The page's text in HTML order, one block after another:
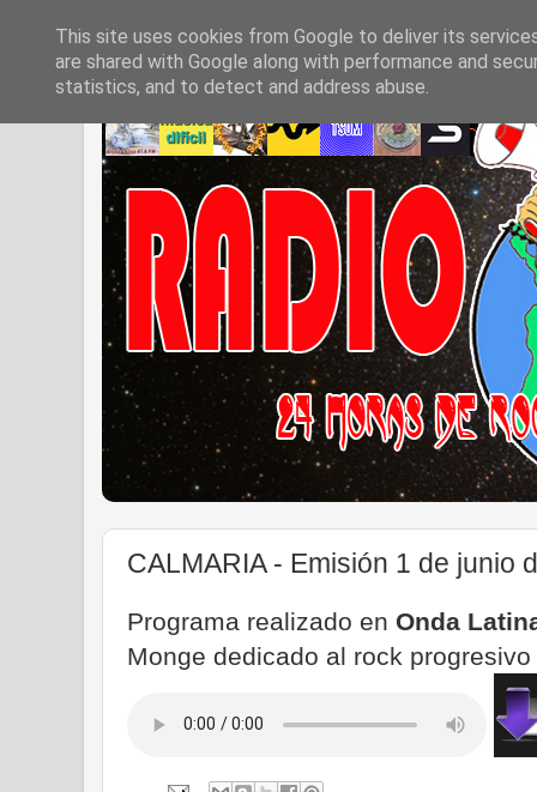
CALMARIA - Emisión 1 de junio
Programa realizado en Onda
Monge dedicado al rock
This site uses cookies from Google to deliver its
are shared with Google along with performance and
statistics, and to detect and address abuse.